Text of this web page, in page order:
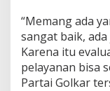
“Memang ada
sangat baik,
Karena itu
pelayanan bisa
Partai Golkar